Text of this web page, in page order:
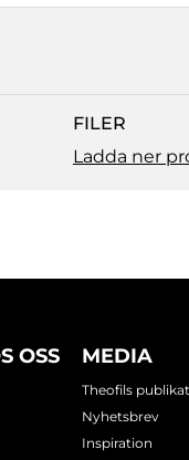
FILER
Ladda ner
OSS MEDIA
Theofils
Nyhetsbrev
Inspiration